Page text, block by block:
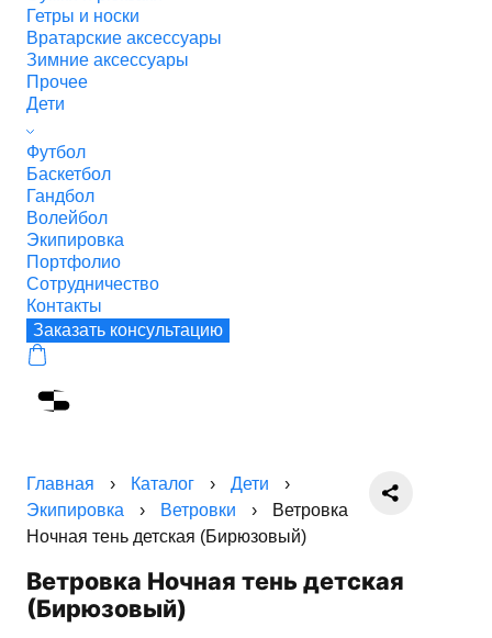
Гетры и носки
Вратарские аксессуары
Зимние аксессуары
Прочее
Дети
Футбол
Баскетбол
Гандбол
Волейбол
Экипировка
Портфолио
Сотрудничество
Контакты
Заказать консультацию
Главная › Каталог › Дети
›
Экипировка
› Ветровки ›
Ветровка
Ночная тень детская (Бирюзовый)
Ветровка Ночная тень детская
(Бирюзовый)